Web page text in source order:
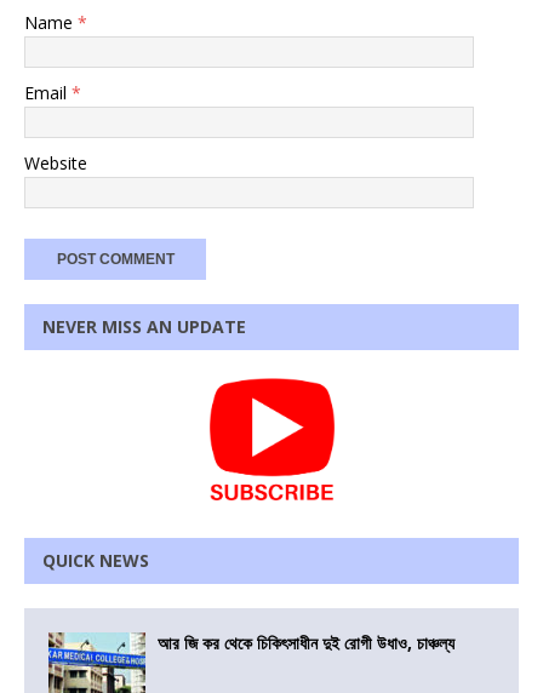
Name *
Email *
Website
NEVER MISS AN UPDATE
QUICK NEWS
আর জি কর থেকে চিকিৎসাধীন দুই রোগী উধাও, চাঞ্চল্য